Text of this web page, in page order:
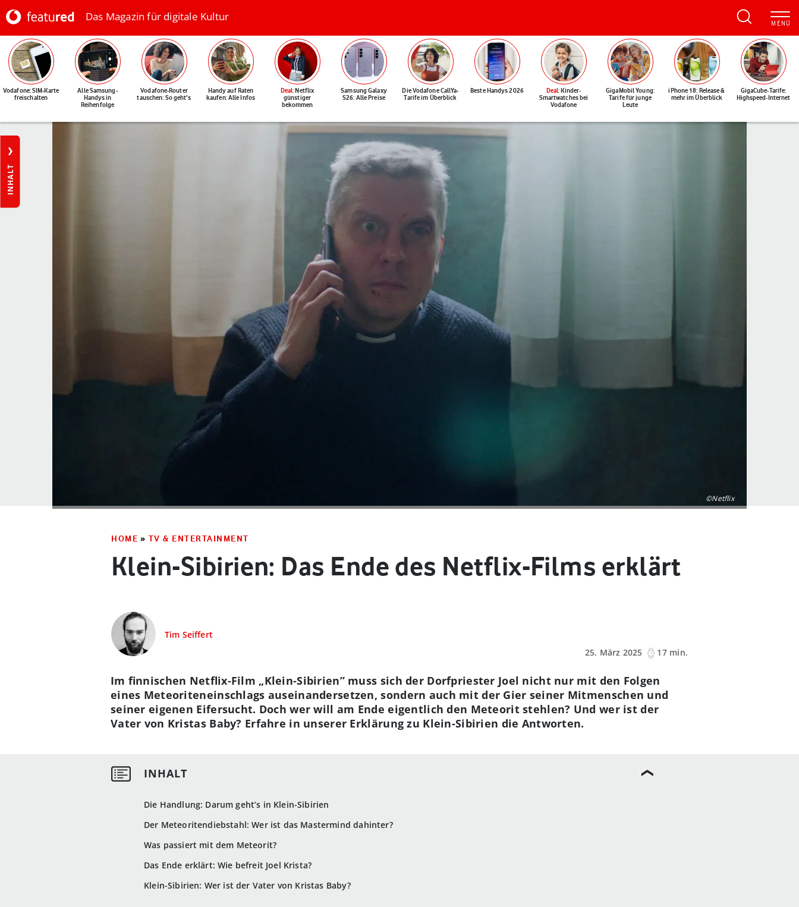
Das Magazin für digitale Kultur
Vodafone: SIM-Karte
freischalten
Alle Samsung-
Handys in
Reihenfolge
Vodafone-Router
tauschen: So geht's
Handy auf Raten
kaufen: Alle Infos
Deal: Netflix
günstiger
bekommen
Samsung Galaxy
S26: Alle Preise
Die Vodafone CallYa-
Tarife im Überblick
Beste Handys 2026 Deal: Kinder-
Smartwatches bei
Vodafone
GigaMobil Young:
Tarife für junge
Leute
iPhone 18: Release &
mehr im Überblick
GigaCube-Tarife:
Highspeed-Internet
INHALT
©Netflix
HOME » TV & ENTERTAINMENT
Klein-Sibirien: Das Ende des Netflix-Films erklärt
Tim Seiffert
25. März 2025
17 min.
Die Handlung: Darum geht’s in Klein-Sibirien
Der Meteoritendiebstahl: Wer ist das Mastermind dahinter?
Was passiert mit dem Meteorit?
Das Ende erklärt: Wie befreit Joel Krista?
Klein-Sibirien: Wer ist der Vater von Kristas Baby?
Im finnischen Netflix-Film „Klein-Sibirien” muss sich der Dorfpriester Joel nicht nur mit den Folgen
eines Meteoriteneinschlags auseinandersetzen, sondern auch mit der Gier seiner Mitmenschen und
seiner eigenen Eifersucht. Doch wer will am Ende eigentlich den Meteorit stehlen? Und wer ist der
Vater von Kristas Baby? Erfahre in unserer Erklärung zu Klein-Sibirien die Antworten.